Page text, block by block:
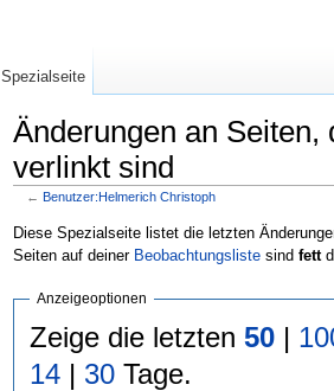
Änderungen an Seiten,
verlinkt sind
← Benutzer:Helmerich Christoph
Diese Spezialseite listet die letzten
Seiten auf deiner Beobachtungsliste sind fett
Anzeigeoptionen
Zeige die letzten 50|
14| 30Tage.
Spezialseite